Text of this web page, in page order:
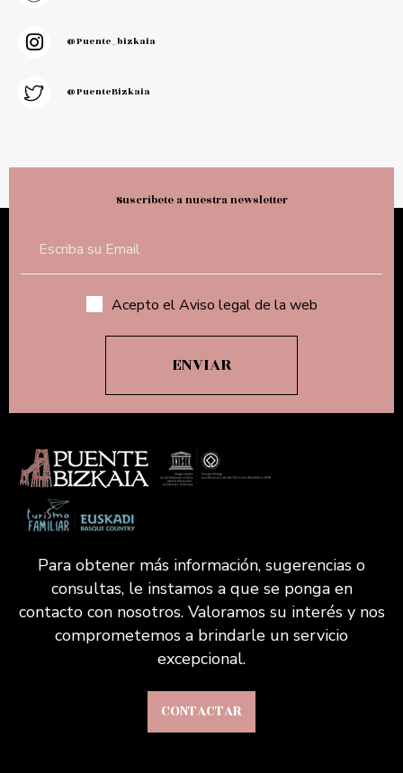
@puente_bizkaia
@PuenteBizkaia
Suscríbete a nuestra newsletter
Acepto el Aviso legal de la web
Para obtener más información, sugerencias o
consultas, le instamos a que se ponga en
contacto con nosotros. Valoramos su interés y nos
comprometemos a brindarle un servicio
excepcional.
CONTACTAR